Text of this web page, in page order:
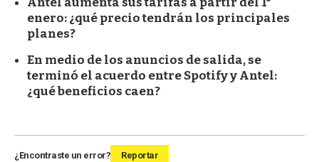
enero: ¿qué precio tendrán los principales
planes?
En medio de los anuncios de salida, se
terminó el acuerdo entre Spotify y Antel:
¿qué beneficios caen?
¿Encontraste un error? Reportar